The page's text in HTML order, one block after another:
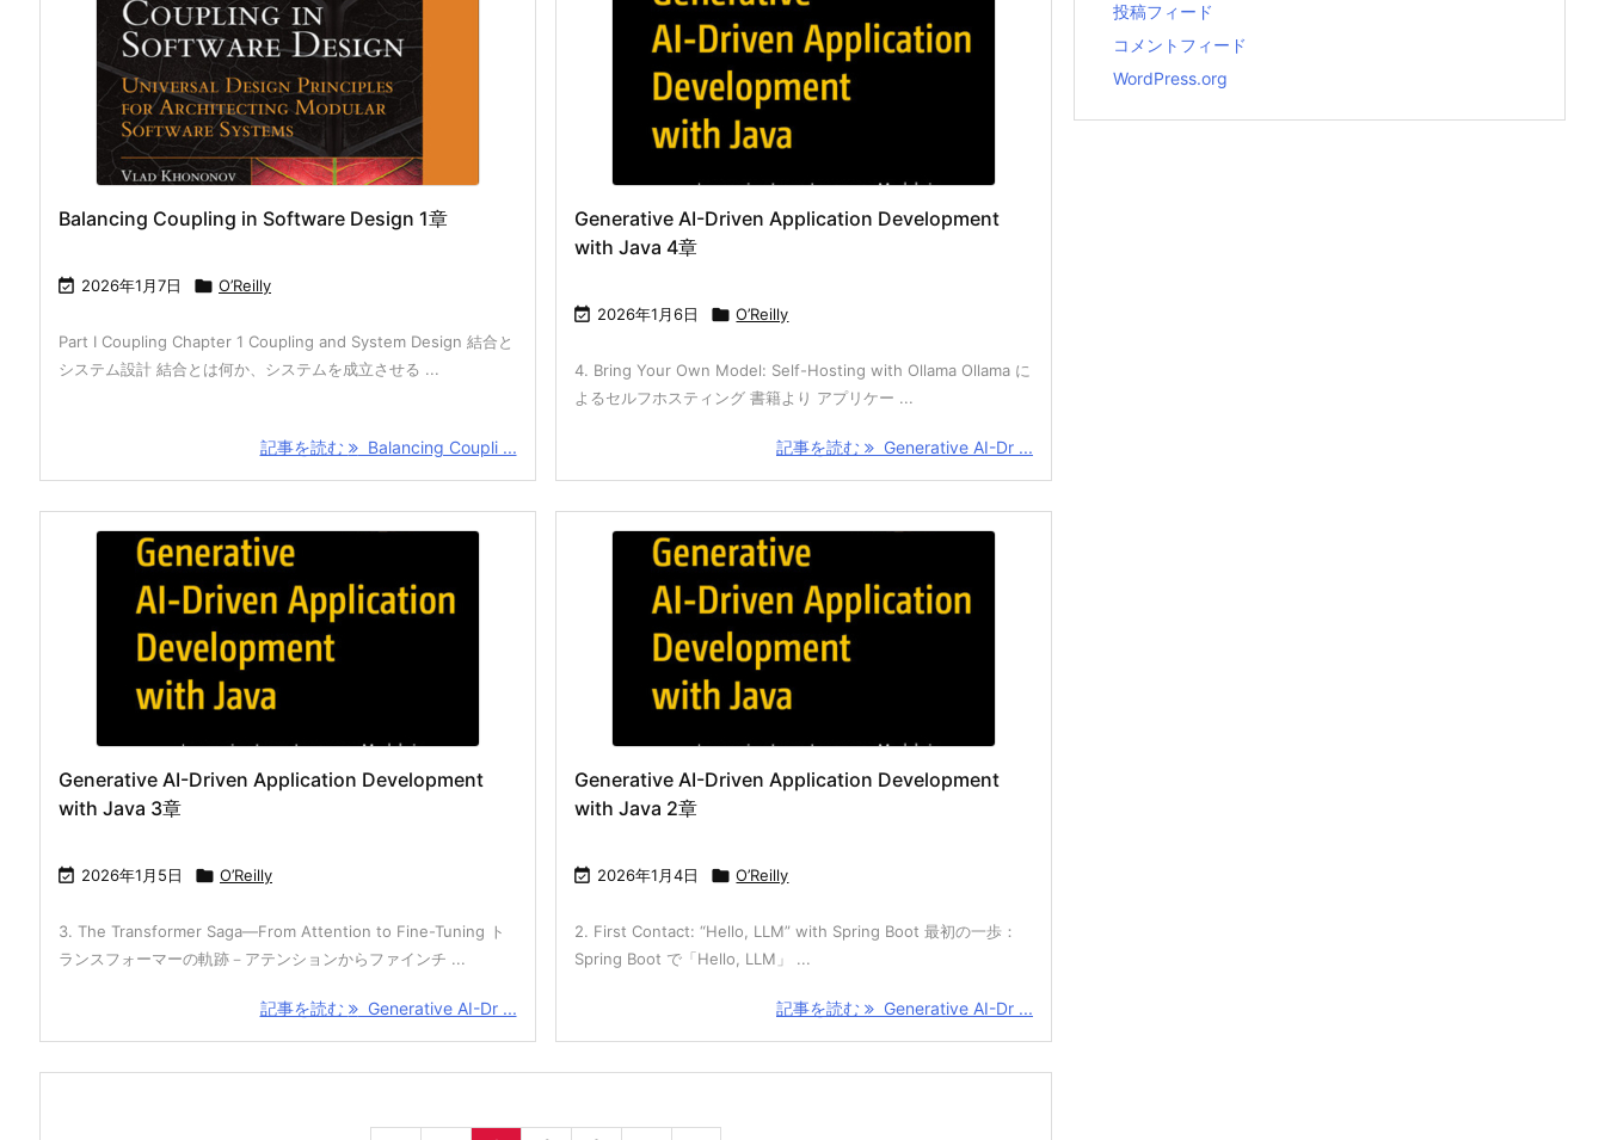
Balancing Coupling in Software Design 1章
 2026年1月7日  O’Reilly
Part I Coupling Chapter 1 Coupling and System Design 結合と
システム設計 結合とは何か、システムを成立させる ...
記事を読む Balancing Coupli ...
Generative AI-Driven Application Development
with Java 4章
 2026年1月6日  O’Reilly
4. Bring Your Own Model: Self-Hosting with Ollama Ollama に
よるセルフホスティング 書籍より アプリケー ...
記事を読む Generative AI-Dr ...
Generative AI-Driven Application Development
with Java 3章
 2026年1月5日  O’Reilly
3. The Transformer Saga—From Attention to Fine-Tuning ト
ランスフォーマーの軌跡－アテンションからファインチ ...
記事を読む Generative AI-Dr ...
Generative AI-Driven Application Development
with Java 2章
 2026年1月4日  O’Reilly
2. First Contact: “Hello, LLM” with Spring Boot 最初の一歩：
Spring Boot で「Hello, LLM」 ...
記事を読む Generative AI-Dr ...
投稿フィード
コメントフィード
WordPress.org